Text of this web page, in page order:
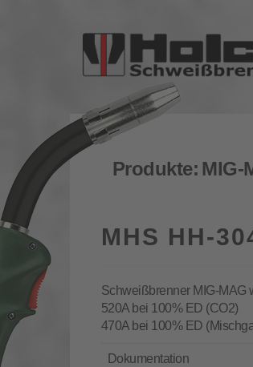
Produkte: MIG-
MHS HH-
Schweißbrenner MIG-MAG
520A bei 100% ED (CO2)
470A bei 100% ED
Dokumentation